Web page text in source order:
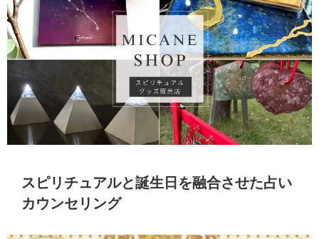
スピリチュアルと誕生日を融合させた占い
カウンセリング